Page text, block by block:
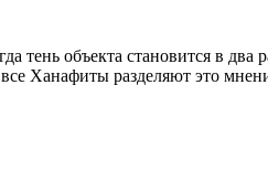
тень объекта становится в
Ханафиты разделяют это